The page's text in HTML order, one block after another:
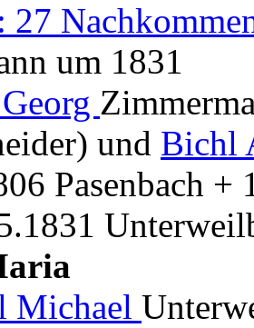
27
um 1831
und Bichl
Pasenbach
Michael